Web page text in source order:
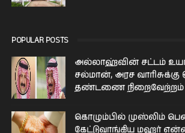
POPULAR POSTS
அல்லாஹ்வின் சட்டம்
சல்மான், அரச
தண்டணை நிறைவேற்றம்
கொழும்பில் முஸ்லிம்
கேட்டுவாங்கிய மஹர் என்ன